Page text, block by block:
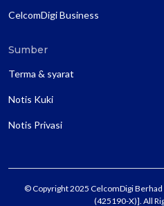
CelcomDigi Business
Sumber
Terma & syarat
Notis Kuki
Notis Privasi
© Copyright 2025 CelcomDigi
(425190-X)]. All